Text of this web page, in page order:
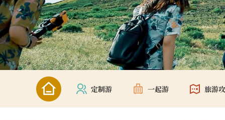
定制游 一起游 旅游